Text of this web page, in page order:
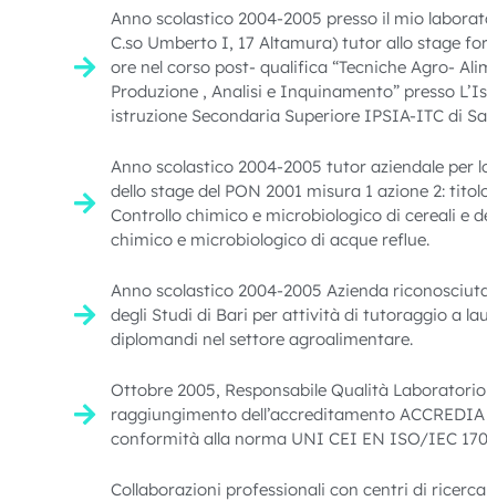
Anno scolastico 2004-2005 presso il mio
C.so Umberto I, 17 Altamura) tutor allo stage
ore nel corso post- qualifica “Tecniche Agro-
Produzione , Analisi e Inquinamento” presso
istruzione Secondaria Superiore IPSIA-ITC di
Anno scolastico 2004-2005 tutor aziendale per
dello stage del PON 2001 misura 1 azione 2:
Controllo chimico e microbiologico di cereali e
chimico e microbiologico di acque reflue.
Anno scolastico 2004-2005 Azienda
degli Studi di Bari per attività di tutoraggio a
diplomandi nel settore agroalimentare.
Ottobre 2005, Responsabile Qualità
raggiungimento dell’accreditamento
conformità alla norma UNI CEI EN ISO/IEC
Collaborazioni professionali con centri di